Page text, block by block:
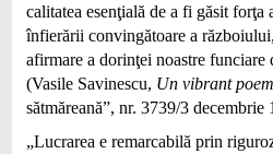
calitatea esenţială de a fi găsit
înfierării convingătoare a
afirmare a dorinţei noastre funciare
(Vasile Savinescu, Un vibrant
sătmăreană”, nr. 3739/3 decembrie
„Lucrarea e remarcabilă prin